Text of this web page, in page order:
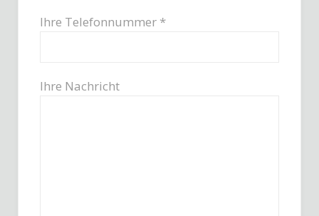
Ihre Telefonnummer *
Ihre Nachricht